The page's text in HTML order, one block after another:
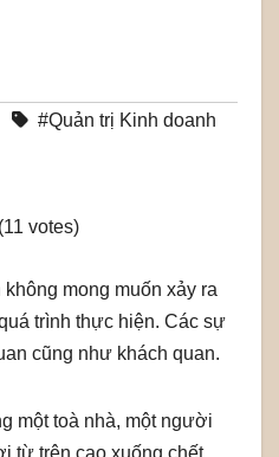
#Quản trị Kinh doanh
votes)
mong muốn xảy ra
trình thực hiện. Các sự
cũng như khách quan.
một toà nhà, một người
từ trên cao xuống chết